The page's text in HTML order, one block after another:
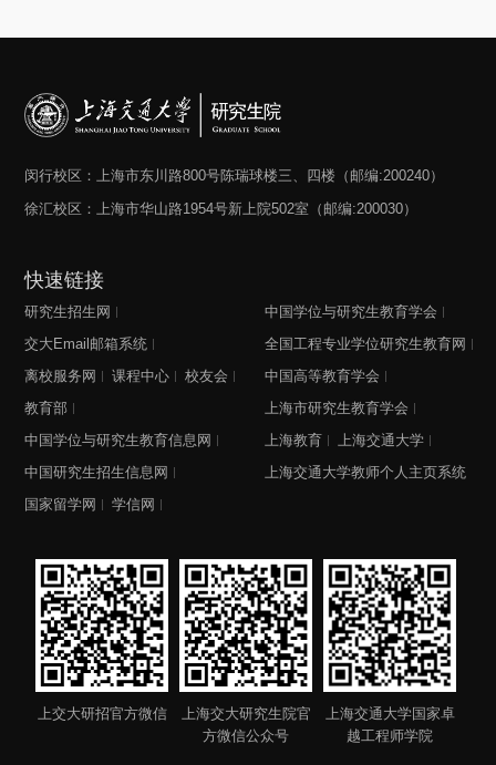
闵行校区：上海市东川路800号陈瑞球楼三、四楼（邮编:200240）
徐汇校区：上海市华山路1954号新上院502室（邮编:200030）
快速链接
研究生招生网
交大Email邮箱系统
离校服务网
课程中心
校友会
教育部
中国学位与研究生教育信息网
中国研究生招生信息网
国家留学网
学信网
中国学位与研究生教育学会
全国工程专业学位研究生教育网
中国高等教育学会
上海市研究生教育学会
上海教育
上海交通大学
上海交通大学教师个人主页系统
上交大研招官方微信
上海交大研究生院官
方微信公众号
上海交通大学国家卓
越工程师学院